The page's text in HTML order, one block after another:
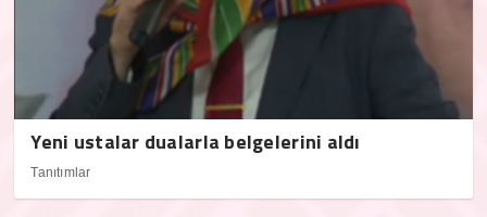
Yeni ustalar dualarla belgelerini aldı
Tanıtımlar